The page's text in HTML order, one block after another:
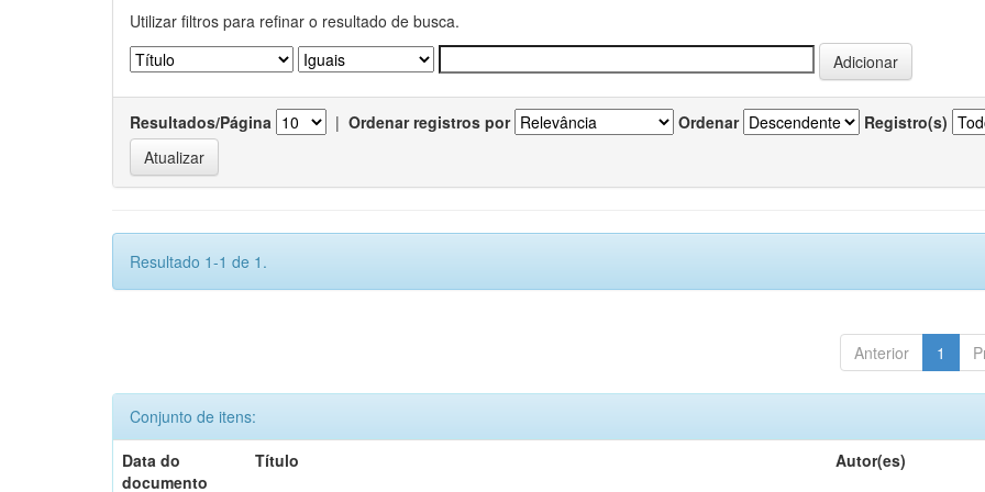
Utilizar filtros para refinar o resultado de busca.
Resultados/Página | Ordenar registros por Ordenar Registro(s)
Resultado 1-1 de 1.
Anterior 1
Conjunto de itens:
Data do
documento
Título Autor(es)